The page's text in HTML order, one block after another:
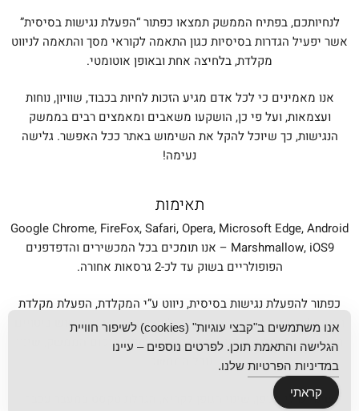
לנחיותכם, בפתיח הממשק תמצאו כפתור “הפעלת נגישות בסיסית”
אשר יפעיל הגדרות בסיסיות כגון התאמה לקוראי מסך והתאמה לניווט
מקלדת, בלחיצה אחת ובאופן אוטומטי.
אנו מאמינים כי לכל אדם מגיע הזכות לחיות בכבוד, שוויון, נוחות
ועצמאות, ועל פי כן, הושקעו משאבים ומאמצים רבים בממשק
הנגישות, כך שיוכל להקל את השימוש באתר ככל האפשר. גלישה
נעימה!
תאימות
Google Chrome, FireFox, Safari, Opera, Microsoft Edge, Android
Marshmallow, iOS9 – אנו תומכים בכל המכשירים והדפדפנים
הפופולריים בשוק עד לכ-2 גרסאות אחורה.
כפתור להפעלת נגישות בסיסית, ניווט ע”י המקלדת, הפעלת מקלדת
וירטואלית, התאמה לקוראי מסך, דילוג לתוכן המרכזי, חיפוש ביטויים
ראשי תיבות וסלנג, שינוי שפת הממשק, שינוי מיקום הממשק, שינוי
שינוי גדלי הגופן, שינוי הגופן לקריא, הגדלת טקסט במעבר עכבר
אנו משתמשים ב"קבצי עוגיות" (cookies) לשיפור חוויית
הגלישה והתאמת תוכן. לפרטים נוספים – עיינו
במדיניות הפרטיות שלנו.
קראתי